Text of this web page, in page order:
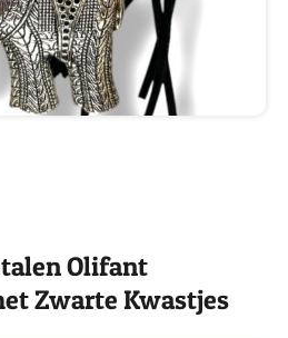
Olifant
Zwarte Kwastjes